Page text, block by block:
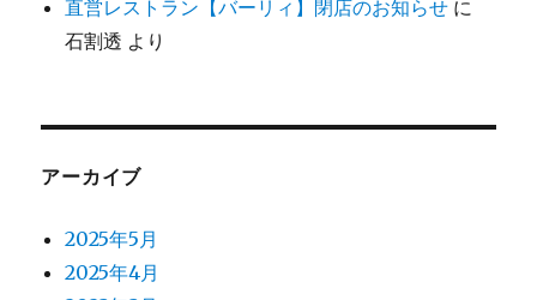
直営レストラン【バーリィ】閉店のお知らせ に
石割透 より
アーカイブ
2025年5月
2025年4月